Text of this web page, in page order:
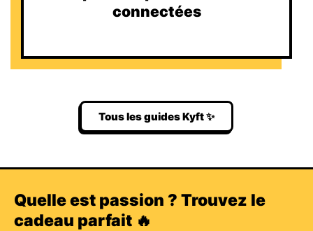
connectées
Tous les guides Kyft ✨
Quelle est passion ? Trouvez le
cadeau parfait 🔥